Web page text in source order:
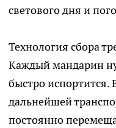
светового дня и
Технология сбора
Каждый мандарин
быстро
дальнейшей
постоянно